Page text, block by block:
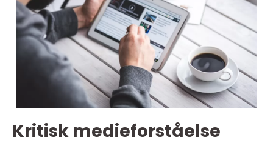
Kritisk medieforståelse